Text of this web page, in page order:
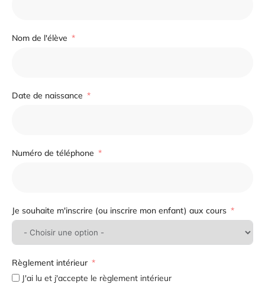
Nom de l'élève
Date de naissance
Numéro de téléphone
Je souhaite m'inscrire (ou inscrire mon enfant) aux cours
Règlement intérieur
J'ai lu et j'accepte le règlement intérieur